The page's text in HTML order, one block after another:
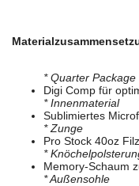
* Quarter Package
Digi Comp für
* Innenmaterial
Sublimiertes
* Zunge
Pro Stock 40oz
*
Memory-Schaum
* Außensohle